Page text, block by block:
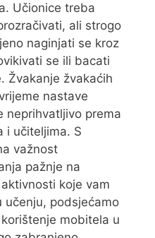
Učionice treba
ali strogo
naginjati se kroz
se ili bacati
Žvakanje žvakaćih
nastave
neprihvatljivo prema
i učiteljima. S
važnost
pažnje na
koje vam
učenju, podsjećamo
mobitela u